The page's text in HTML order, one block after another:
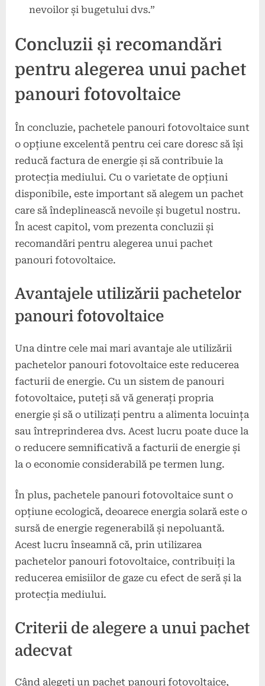
nevoilor și bugetului dvs.”
Concluzii și recomandări
pentru alegerea unui pachet
panouri fotovoltaice
În concluzie, pachetele panouri fotovoltaice sunt
o opțiune excelentă pentru cei care doresc să își
reducă factura de energie și să contribuie la
protecția mediului. Cu o varietate de opțiuni
disponibile, este important să alegem un pachet
care să îndeplinească nevoile și bugetul nostru.
În acest capitol, vom prezenta concluzii și
recomandări pentru alegerea unui pachet
panouri fotovoltaice.
Avantajele utilizării pachetelor
panouri fotovoltaice
Una dintre cele mai mari avantaje ale utilizării
pachetelor panouri fotovoltaice este reducerea
facturii de energie. Cu un sistem de panouri
fotovoltaice, puteți să vă generați propria
energie și să o utilizați pentru a alimenta locuința
sau întreprinderea dvs. Acest lucru poate duce la
o reducere semnificativă a facturii de energie și
la o economie considerabilă pe termen lung.
În plus, pachetele panouri fotovoltaice sunt o
opțiune ecologică, deoarece energia solară este o
sursă de energie regenerabilă și nepoluantă.
Acest lucru înseamnă că, prin utilizarea
pachetelor panouri fotovoltaice, contribuiți la
reducerea emisiilor de gaze cu efect de seră și la
protecția mediului.
Criterii de alegere a unui pachet
adecvat
Când alegeți un pachet panouri fotovoltaice,